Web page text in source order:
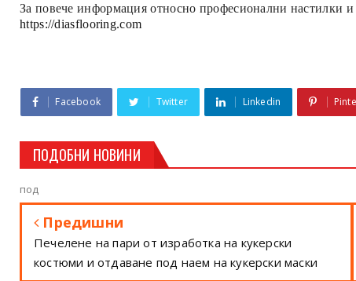
За повече информация относно професионални настилки и
https://diasflooring.com
Facebook Twitter Linkedin
ПОДОБНИ НОВИНИ
под
Предишни
Печелене на пари от изработка на кукерски
костюми и отдаване под наем на кукерски маски